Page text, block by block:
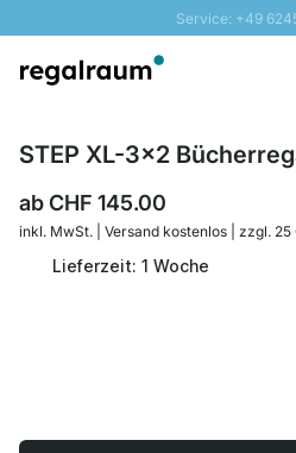
Service: +49
Versand & Zoll gratis
STEP XL-3x2
abCHF 145.00
inkl. MwSt. | Versand kostenlos | zzgl.
Lieferzeit: 1 Woche